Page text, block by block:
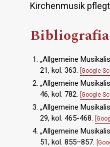
Kirchenmusik
Bibliografia
„Allgemeine
21, kol. 363. [Google
„Allgemeine
46, kol. 782. [Google
„Allgemeine
29, kol. 465-468.
„Allgemeine
51, kol. 855–857.